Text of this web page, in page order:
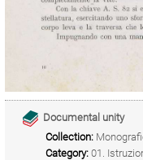
Documental unity
Collection:
Category: 01.